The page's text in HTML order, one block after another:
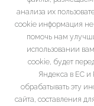
анализа их
cookie информация
помочь нам
использовании
cookie, будет
Яндекса в ЕС и
обрабатывать эту
сайта, составления